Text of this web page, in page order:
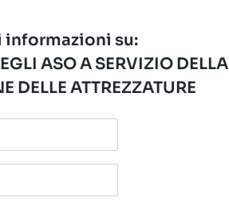
informazioni su:
ASO A SERVIZIO DELLA
DELLE ATTREZZATURE